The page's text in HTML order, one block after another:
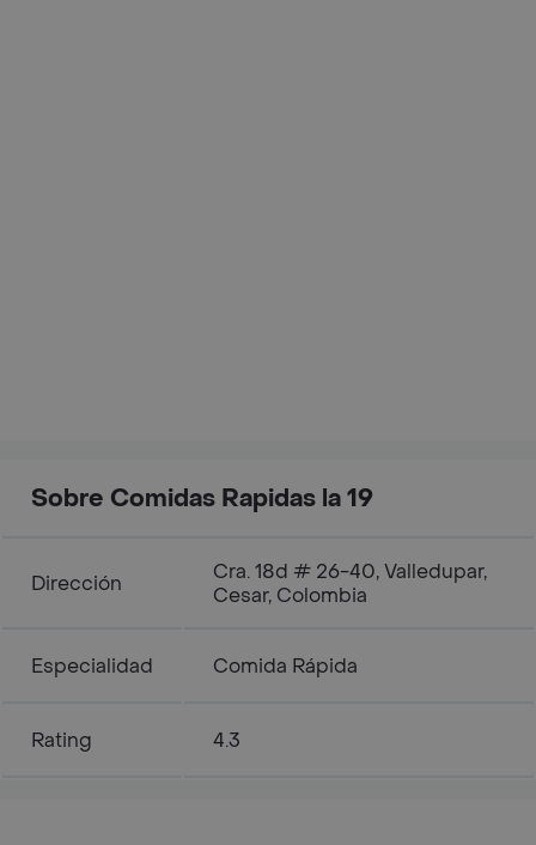
Sobre Comidas Rapidas la 19
Dirección
Cra. 18d # 26-40, Valledupar,
Cesar, Colombia
Especialidad Comida Rápida
Rating 4.3